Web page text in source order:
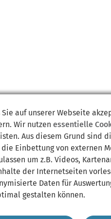
Sie auf unserer Webseite
Wir nutzen essentielle
Aus diesem Grund sind
Einbettung von externen
um z.B. Videos,
der Internetseiten
Daten für
gestalten können.